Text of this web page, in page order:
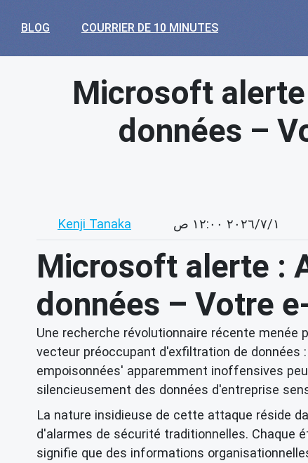
BLOG COURRIER DE 10 MINUTES
Microsoft
données –
Kenji Tanaka ١‏/٧‏/٢٠٢٦ ١٢:٠٠ ص
Microsoft alerte :
données – Votre
Une recherche révolutionnaire récente
vecteur préoccupant d'exfiltration de
empoisonnées' apparemment inoffensives
silencieusement des données d'entreprise
La nature insidieuse de cette attaque réside
d'alarmes de sécurité traditionnelles. Chaque
signifie que des informations